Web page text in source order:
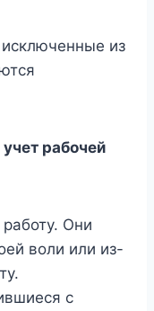
из
рабочей
Они
воли или из-
с